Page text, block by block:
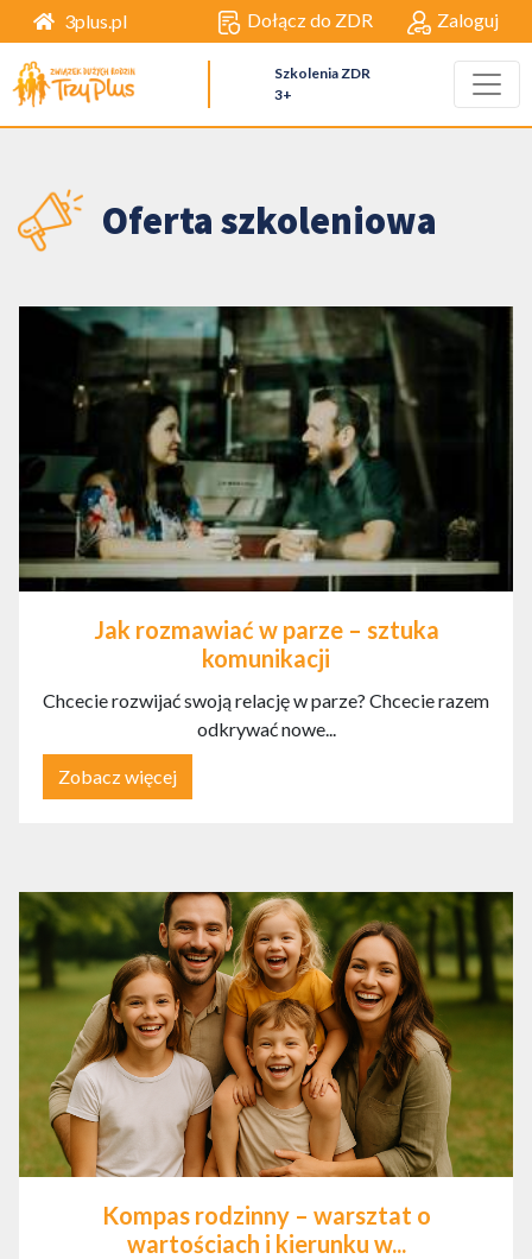
3plus.pl Dołącz do ZDR Zaloguj
Szkolenia ZDR
3+
Oferta szkoleniowa
Jak rozmawiać w parze – sztuka
komunikacji
Chcecie rozwijać swoją relację w parze? Chcecie razem
odkrywać nowe...
Zobacz więcej
Kompas rodzinny – warsztat o
wartościach i kierunku w...